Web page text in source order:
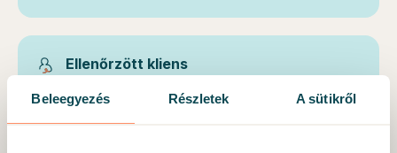
Beleegyezés Részletek A sütikről
Ellenőrzött kliens
Tökéletesen látja azokat a "pontokat",
"helyeket" a lelkemben, amik segítségre